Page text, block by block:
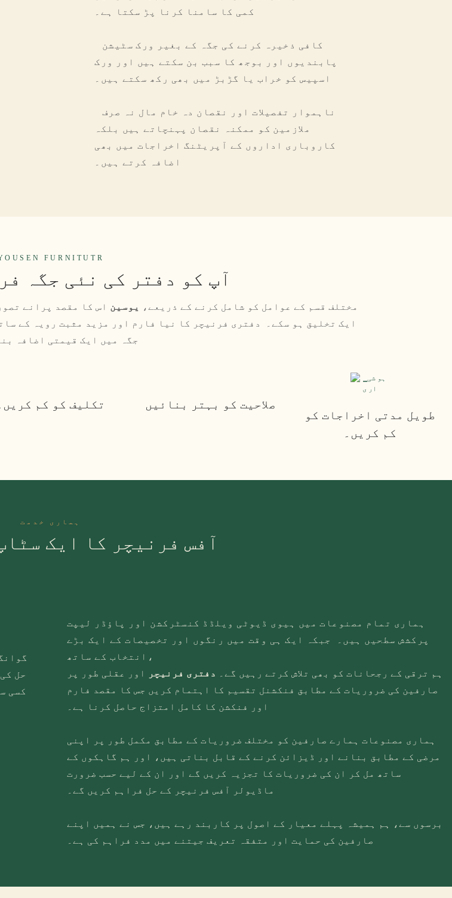
کمی کا سامنا کرنا پڑ سکتا ہے۔
پابندیوں اور بوجھ کا سبب بن سکتے ہیں اور ورک
اسپیس کو خراب یا گڑبڑ میں بھی رکھ سکتے ہیں۔
ملازمین کو ممکنہ نقصان پہنچاتے ہیں بلکہ
کاروباری اداروں کے آپریٹنگ اخراجات میں بھی
اضافہ کرتے ہیں۔
FURNITUTR
آپ کو دفتر کی نئی جگہ
مختلف قسم کے عوامل کو شامل کرنے کے ذریعے، یوسین اس کا مقصد پرانے
ایک تخلیق ہو سکے۔ دفتری فرنیچر کا نیا فارم اور مزید مثبت رویہ کے
جگہ میں ایک قیمتی اضافہ
تکلیف کو کم صلاحیت کو بہتر بنائیں
طویل مدتی اخراجات کو
کم کریں۔
ہماری خدمت
آفس فرنیچر کا ایک
حل
کسی
ہماری تمام مصنوعات میں ہیوی ڈیوٹی ویلڈڈ کنسٹرکشن اور پاؤڈر لیپت
پرکشش سطحیں ہیں۔ جبکہ ایک ہی وقت میں رنگوں اور تخصیصات کے ایک بڑے
انتخاب کے ساتھ،
ہم ترقی کے رجحانات کو بھی تلاش کرتے رہیں گے۔ دفتری فرنیچر
اور عقلی طور پر
صارفین کی ضروریات کے مطابق فنکشنل تقسیم کا اہتمام کریں جس کا مقصد فارم
اور فنکشن کا کامل امتزاج حاصل کرنا ہے۔
ہماری مصنوعات ہمارے صارفین کو مختلف ضروریات کے مطابق مکمل طور پر اپنی
مرضی کے مطابق بنانے اور ڈیزائن کرنے کے قابل بناتی ہیں، اور ہم گاہکوں کے
ساتھ مل کر ان کی ضروریات کا تجزیہ کریں گے اور ان کے لیے حسب ضرورت
برسوں سے، ہم ہمیشہ پہلے معیار کے اصول پر کاربند رہے ہیں، جس نے ہمیں اپنے
صارفین کی حمایت اور متفقہ تعریف جیتنے میں مدد فراہم کی ہے۔